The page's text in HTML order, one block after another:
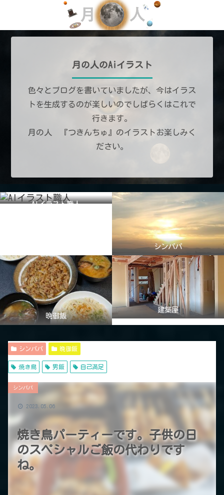
月の人のAiイラスト
色々とブログを書いていましたが、今はイラス
トを生成するのが楽しいのでしばらくはこれで
行きます。
月の人 『つきんちゅ』のイラストお楽しみく
ださい。
AIイラスト職人
シンパパ
晩御飯
建築屋
シンパパ 晩御飯
焼き鳥 男飯 自己満足
焼き鳥パーティーです。子供の日
のスペシャルご飯の代わりです
ね。
シンパパ
2023.05.06